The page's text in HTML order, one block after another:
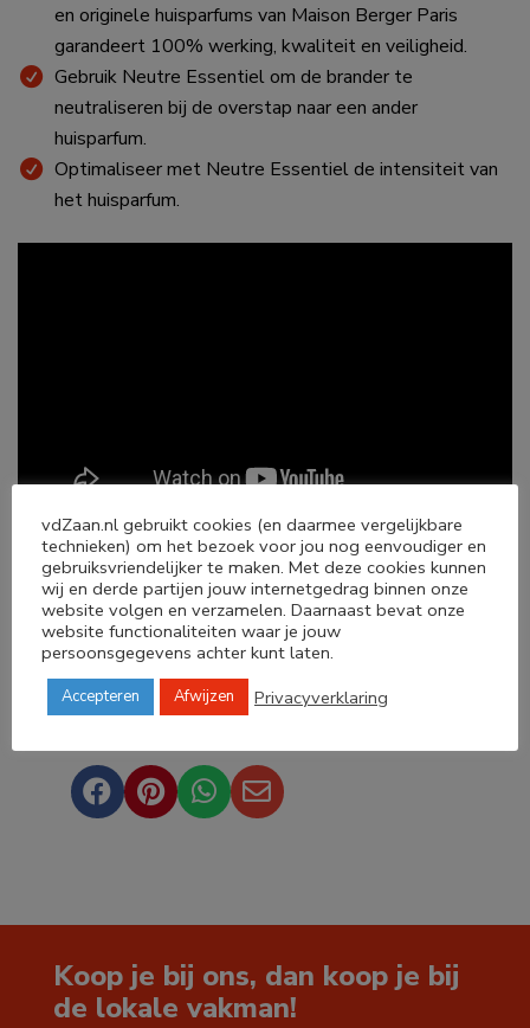
en originele huisparfums van Maison Berger Paris
garandeert 100% werking, kwaliteit en veiligheid.
Gebruik Neutre Essentiel om de brander te
neutraliseren bij de overstap naar een ander
huisparfum.
Optimaliseer met Neutre Essentiel de intensiteit van
het huisparfum.
Deel dit product
   
Koop je bij ons, dan koop je bij
de lokale vakman!
vdZaan.nl gebruikt cookies (en daarmee vergelijkbare
technieken) om het bezoek voor jou nog eenvoudiger en
gebruiksvriendelijker te maken. Met deze cookies kunnen
wij en derde partijen jouw internetgedrag binnen onze
website volgen en verzamelen. Daarnaast bevat onze
website functionaliteiten waar je jouw
persoonsgegevens achter kunt laten.
Accepteren Afwijzen Privacyverklaring